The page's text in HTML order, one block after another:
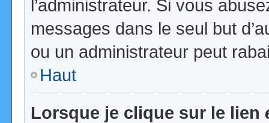
l’administrateur. Si vous
messages dans le seul but
ou un administrateur peut
Haut
Lorsque je clique sur le lien